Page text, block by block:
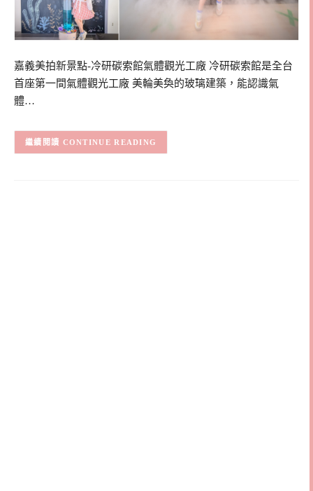
嘉義美拍新景點-冷研碳索館氣體觀光工廠 冷研碳索館是全台
首座第一間氣體觀光工廠 美輪美奐的玻璃建築，能認識氣
體…
CONTINUE READING